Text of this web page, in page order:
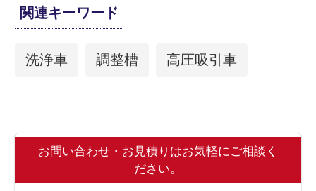
関連キーワード
洗浄車 調整槽 高圧吸引車
お問い合わせ・お見積りはお気軽にご相談く
ださい。